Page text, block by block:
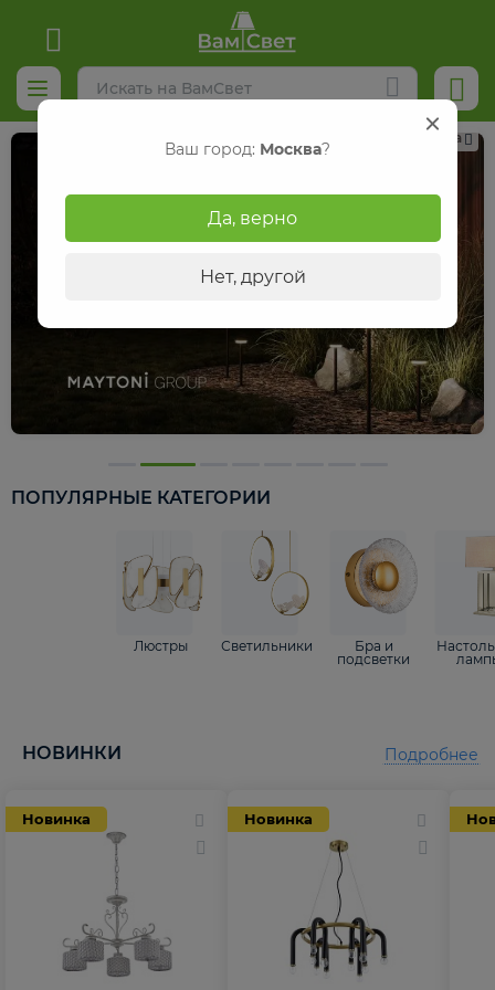
Реклама
ПОПУЛЯРНЫЕ КАТЕГОРИИ
Люстры Светильники
Бра и
подсветки
НОВИНКИ
Новинка Новинка
Подробнее
Ваш город: Москва?
Да, верно
Нет, другой